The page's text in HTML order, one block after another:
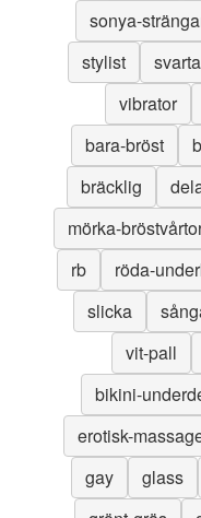
sonya-
stylist
vibrator
bara-bröst
bräcklig
mörka-
rb
röda-
slicka
vit-pall
bikini-
erotisk-
gay
glass